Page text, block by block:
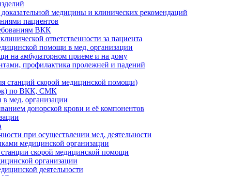
медицины и клинических рекомендаций
пациентов
ВКК
ответственности за пациента
помощи в мед. организации
на амбулаторном приеме и на дому
профилактика пролежней и падений
станций скорой медицинской помощи)
по ВКК, СМК
в мед. организации
донорской крови и её компонентов
при осуществлении мед. деятельности
медицинской организации
скорой медицинской помощи
организации
деятельности